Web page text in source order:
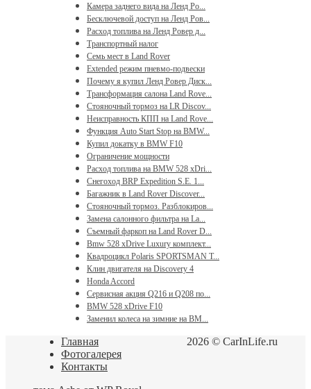
Камера заднего вида на Ленд Ро...
Бесключевой доступ на Ленд Ров...
Расход топлива на Ленд Ровер д...
Транспортный налог
Семь мест в Land Rover
Extended режим пневмо-подвески
Почему я купил Ленд Ровер Диск...
Трансформация салона Land Rove...
Стояночный тормоз на LR Discov...
Неисправность КПП на Land Rove...
Функция Auto Start Stop на BMW...
Купил докатку в BMW F10
Ограничение мощности
Расход топлива на BMW 528 xDri...
Снегоход BRP Expedition S.E. 1...
Багажник в Land Rover Discover...
Стояночный тормоз. Разблокиров...
Замена салонного фильтра на La...
Съемный фаркоп на Land Rover D...
Bmw 528 xDrive Luxury комплект...
Квадроцикл Polaris SPORTSMAN T...
Клин двигателя на Discovery 4
Honda Accord
Сервисная акция Q216 и Q208 по...
BMW 528 xDrive F10
Заменил колеса на зимние на BM...
2026 © CarInLife.ru
Главная
Фотогалерея
Контакты